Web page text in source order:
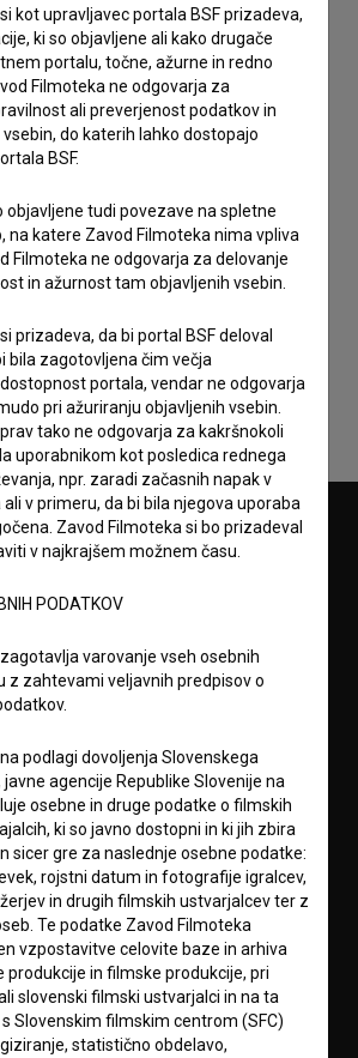
in obdelavo osebnih podatkov.
2670-787X
kot upravljavec portala BSF prizadeva,
ki so objavljene ali kako drugače
portalu, točne, ažurne in redno
Filmoteka ne odgovarja za
ali preverjenost podatkov in
do katerih lahko dostopajo
BSF.
objavljene tudi povezave na spletne
na katere Zavod Filmoteka nima vpliva
Filmoteka ne odgovarja za delovanje
in ažurnost tam objavljenih vsebin.
prizadeva, da bi portal BSF deloval
bila zagotovljena čim večja
portala, vendar ne odgovarja
pri ažuriranju objavljenih vsebin.
tako ne odgovarja za kakršnokoli
uporabnikom kot posledica rednega
npr. zaradi začasnih napak v
v primeru, da bi bila njegova uporaba
Zavod Filmoteka si bo prizadeval
v najkrajšem možnem času.
PODATKOV
varovanje vseh osebnih
z zahtevami veljavnih predpisov o
podlagi dovoljenja Slovenskega
agencije Republike Slovenije na
osebne in druge podatke o filmskih
ki so javno dostopni in ki jih zbira
sicer gre za naslednje osebne podatke:
rojstni datum in fotografije igralcev,
in drugih filmskih ustvarjalcev ter z
Te podatke Zavod Filmoteka
vzpostavitve celovite baze in arhiva
produkcije in filmske produkcije, pri
slovenski filmski ustvarjalci in na ta
Slovenskim filmskim centrom (SFC)
statistično obdelavo,